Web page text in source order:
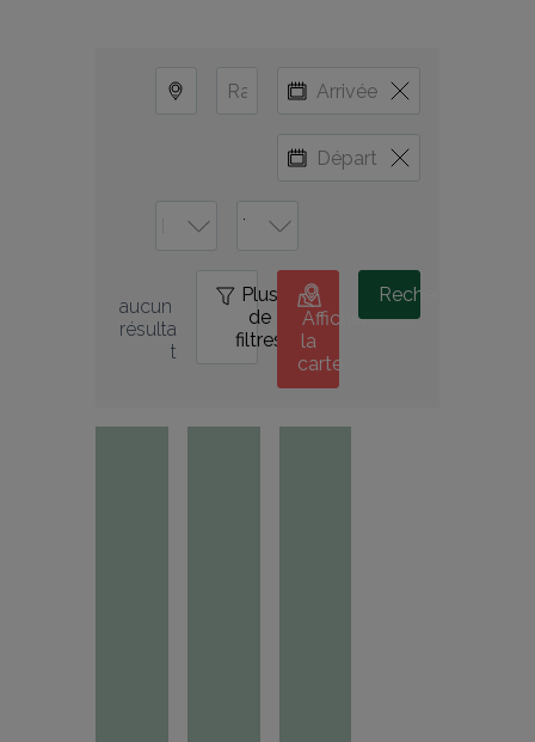
aucun
résulta
t
Plus
de
filtres
Afficher
la
carte
Rechercher